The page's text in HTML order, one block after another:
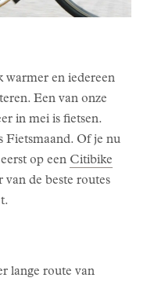
en iedereen
Een van onze
in mei is fietsen.
Fietsmaand. Of je nu
op een Citibike
van de beste routes
lange route van